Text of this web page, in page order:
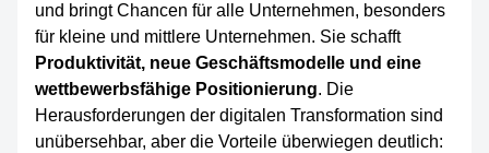
und bringt Chancen für alle Unternehmen, besonders
für kleine und mittlere Unternehmen. Sie schafft
Produktivität, neue Geschäftsmodelle und eine
wettbewerbsfähige Positionierung. Die
Herausforderungen der digitalen Transformation sind
unübersehbar, aber die Vorteile überwiegen deutlich: